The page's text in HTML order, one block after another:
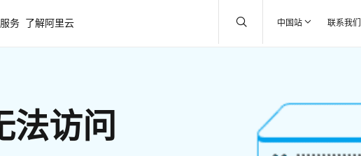
务 了解阿里云 中国站 联系我们
法访问